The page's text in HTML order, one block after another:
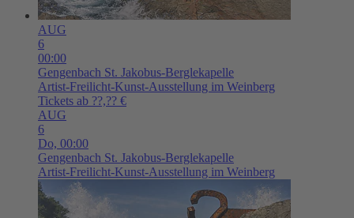
AUG
6
00:00
Gengenbach St. Jakobus-Berglekapelle
Artist-Freilicht-Kunst-Ausstellung im Weinberg
Tickets ab ??,?? €
AUG
6
Do, 00:00
Gengenbach St. Jakobus-Berglekapelle
Artist-Freilicht-Kunst-Ausstellung im Weinberg